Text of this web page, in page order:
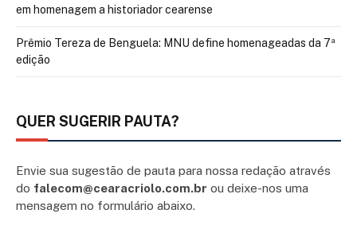
em homenagem a historiador cearense
Prêmio Tereza de Benguela: MNU define homenageadas da 7ª
edição
QUER SUGERIR PAUTA?
Envie sua sugestão de pauta para nossa redação através
do falecom@cearacriolo.com.br ou deixe-nos uma
mensagem no formulário abaixo.